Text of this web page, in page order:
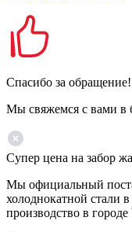
Спасибо за обращение!
Мы свяжемся с вами в
Супер цена на забор
Мы официальный
холоднокатной стали
производство в